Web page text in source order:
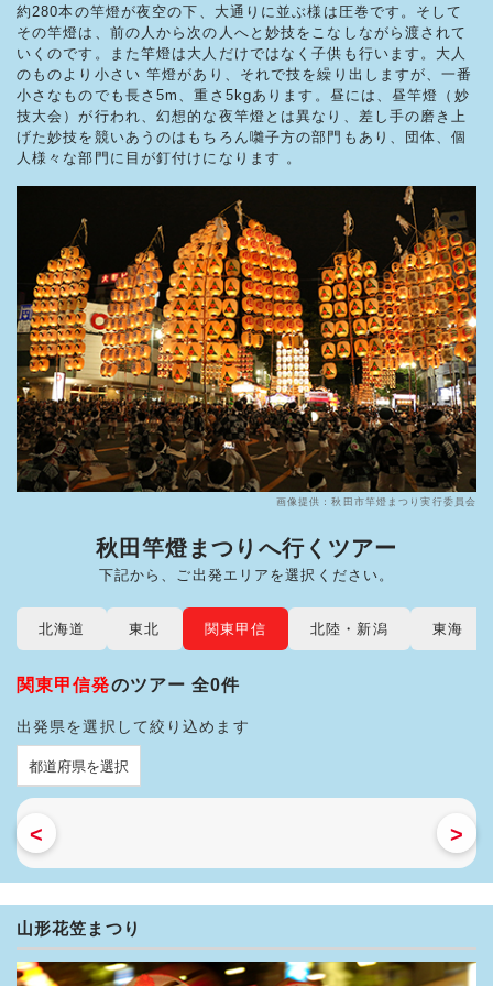
約280本の竿燈が夜空の下、大通りに並ぶ様は圧巻です。そして
その竿燈は、前の人から次の人へと妙技をこなしながら渡されて
いくのです。また竿燈は大人だけではなく子供も行います。大人
のものより小さい 竿燈があり、それで技を繰り出しますが、一番
小さなものでも長さ5m、重さ5kgあります。昼には、昼竿燈（妙
技大会）が行われ、幻想的な夜竿燈とは異なり、差し手の磨き上
げた妙技を競いあうのはもちろん囃子方の部門もあり、団体、個
人様々な部門に目が釘付けになります 。
画像提供：秋田市竿燈まつり実行委員会
秋田竿燈まつりへ行くツアー
下記から、ご出発エリアを選択ください。
北海道 東北 関東甲信 北陸・新潟 東海
関東甲信発のツアー 全0件
出発県を選択して絞り込めます
< >
山形花笠まつり